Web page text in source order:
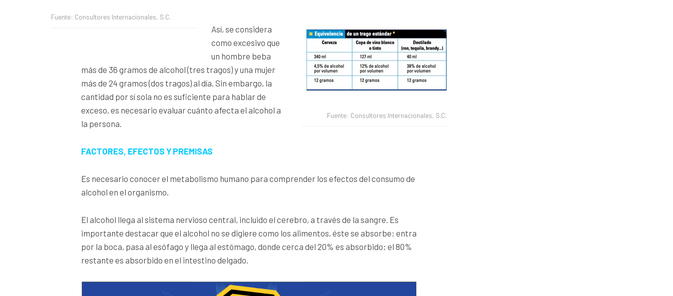
Fuente: Consultores Internacionales, S.C.
Fuente: Consultores Internacionales, S.C.
Así, se considera
como excesivo que
un hombre beba
más de 36 gramos de alcohol (tres tragos) y una mujer
más de 24 gramos (dos tragos) al día. Sin embargo, la
cantidad por sí sola no es suficiente para hablar de
exceso, es necesario evaluar cuánto afecta el alcohol a
la persona.
FACTORES, EFECTOS Y PREMISAS
Es necesario conocer el metabolismo humano para comprender los efectos del consumo de
alcohol en el organismo.
El alcohol llega al sistema nervioso central, incluido el cerebro, a través de la sangre. Es
importante destacar que el alcohol no se digiere como los alimentos, éste se absorbe: entra
por la boca, pasa al esófago y llega al estómago, donde cerca del 20% es absorbido; el 80%
restante es absorbido en el intestino delgado.